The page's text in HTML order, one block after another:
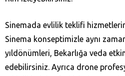
Sinemada evlilik teklifi
Sinema konseptimizle aynı
yıldönümleri, Bekarlığa veda
edebilirsiniz. Ayrıca drone